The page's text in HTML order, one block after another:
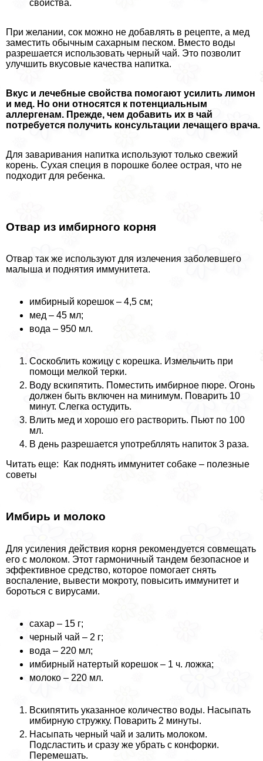
свойства.
При желании, сок можно не добавлять в рецепте, а мед
заместить обычным сахарным песком. Вместо воды
разрешается использовать черный чай. Это позволит
улучшить вкусовые качества напитка.
Вкус и лечебные свойства помогают усилить лимон
и мед. Но они относятся к потенциальным
аллергенам. Прежде, чем добавить их в чай
потребуется получить консультации лечащего врача.
Для заваривания напитка используют только свежий
корень. Сухая специя в порошке более острая, что не
подходит для ребенка.
Отвар из имбирного корня
Отвар так же используют для излечения заболевшего
малыша и поднятия иммунитета.
имбирный корешок – 4,5 см;
мед – 45 мл;
вода – 950 мл.
Соскоблить кожицу с корешка. Измельчить при
помощи мелкой терки.
Воду вскипятить. Поместить имбирное пюре. Огонь
должен быть включен на минимум. Поварить 10
минут. Слегка остудить.
Влить мед и хорошо его растворить. Пьют по 100
мл.
В день разрешается употрeбллять напиток 3 раза.
Читать еще: Как поднять иммунитет собаке – полезные
советы
Имбирь и молоко
Для усиления действия корня рекомендуется совмещать
его с молоком. Этот гармоничный тандем безопасное и
эффективное средство, которое помогает снять
воспаление, вывести мокроту, повысить иммунитет и
бороться с вирусами.
сахар – 15 г;
черный чай – 2 г;
вода – 220 мл;
имбирный натертый корешок – 1 ч. ложка;
молоко – 220 мл.
Вскипятить указанное количество воды. Насыпать
имбирную стружку. Поварить 2 минуты.
Насыпать черный чай и залить молоком.
Подсластить и сразу же убрать с конфорки.
Перемешать.